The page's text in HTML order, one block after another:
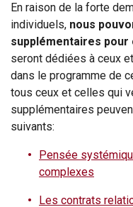
En raison de la forte
individuels, nous
supplémentaires
seront dédiées à ceux
dans le programme de
tous ceux et celles qui
supplémentaires
suivants:
Pensée
complexes
Les contrats